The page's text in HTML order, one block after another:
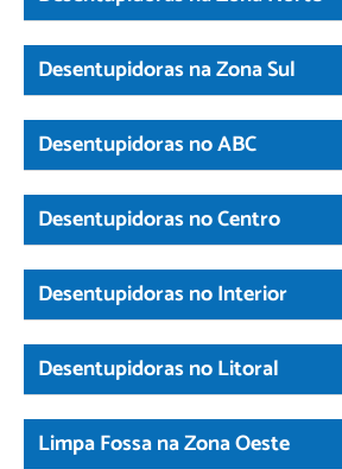
Desentupidoras na Zona Sul
Desentupidoras no ABC
Desentupidoras no Centro
Desentupidoras no Interior
Desentupidoras no Litoral
Limpa Fossa na Zona Oeste